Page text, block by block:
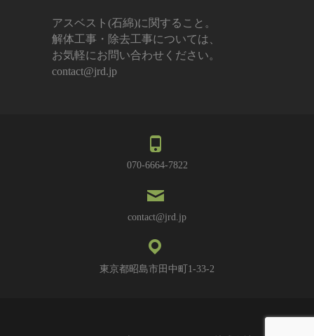
アスベスト(石綿)に関すること。
解体工事・除去工事については、
お気軽にお問い合わせください。
contact@jrd.jp
070-6664-7822
contact@jrd.jp
東京都昭島市田中町1-33-2